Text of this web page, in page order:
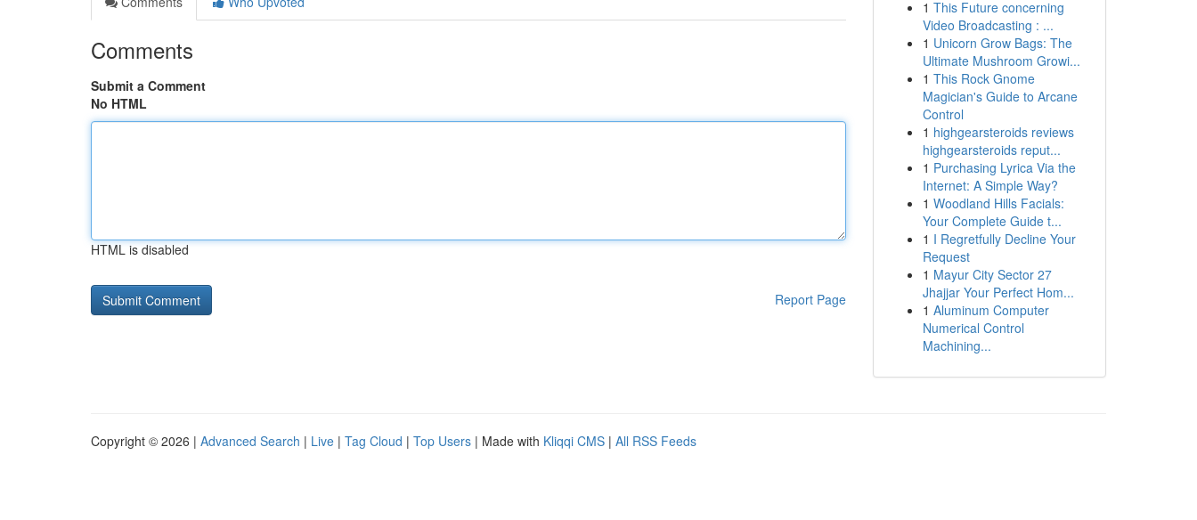
Comments
Submit a Comment
No HTML
HTML is disabled
Report Page
1 This Future concerning
Video Broadcasting : ...
1 Unicorn Grow Bags: The
Ultimate Mushroom Growi...
1 This Rock Gnome
Magician's Guide to Arcane
Control
1 highgearsteroids reviews
highgearsteroids reput...
1 Purchasing Lyrica Via the
Internet: A Simple Way?
1 Woodland Hills Facials:
Your Complete Guide t...
1 I Regretfully Decline Your
Request
1 Mayur City Sector 27
Jhajjar Your Perfect Hom...
1 Aluminum Computer
Numerical Control
Machining...
Copyright © 2026 | Advanced Search | Live | Tag Cloud | Top Users | Made with Kliqqi CMS | All RSS Feeds